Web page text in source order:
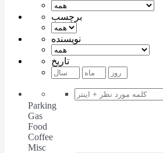
برچسب
نویسنده
تاریخ
Parking
Gas
Food
Coffee
Misc